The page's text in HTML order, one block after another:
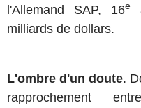
l'Allemand SAP, 16e
milliards de dollars.
L'ombre d'un doute.
rapprochement